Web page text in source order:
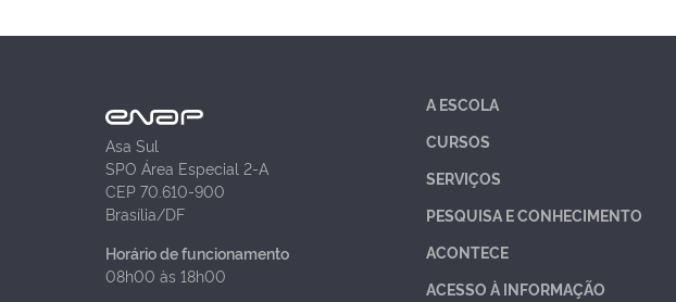
Asa Sul
SPO Área Especial 2-A
CEP 70.610-900
Brasília/DF
Horário de funcionamento
08h00 às 18h00
A ESCOLA
CURSOS
SERVIÇOS
PESQUISA E CONHECIMENTO
ACONTECE
ACESSO À INFORMAÇÃO